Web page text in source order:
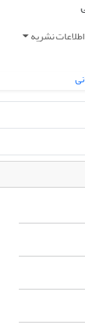
اطلاعات نشریه